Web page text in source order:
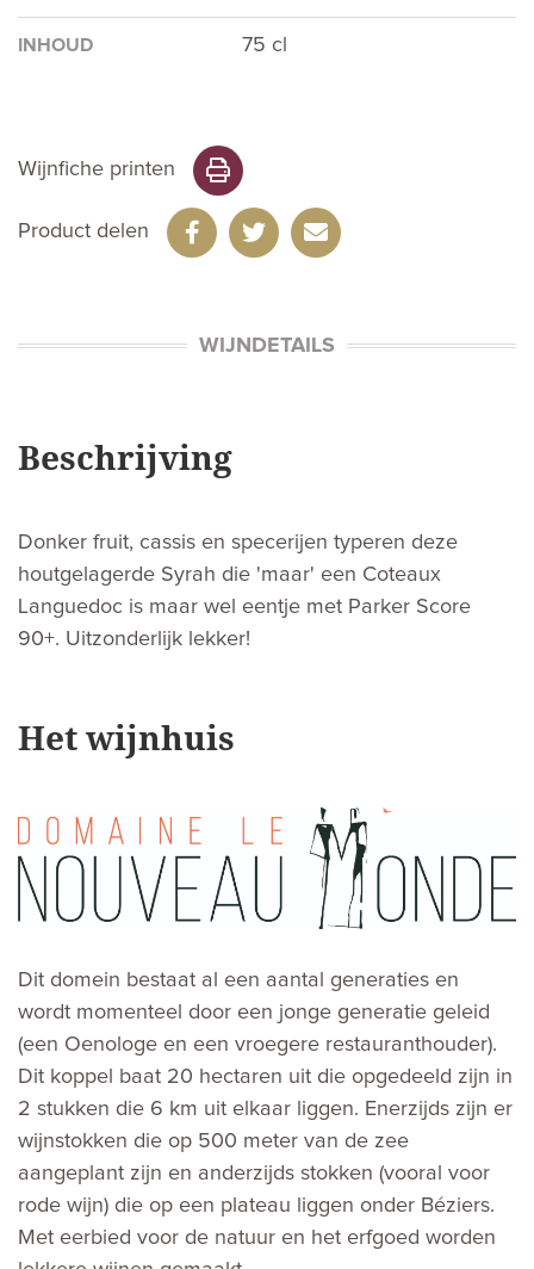
INHOUD 75 cl
Wijnfiche printen
Product delen
WIJNDETAILS
Beschrijving
Donker fruit, cassis en specerijen typeren deze
houtgelagerde Syrah die 'maar' een Coteaux
Languedoc is maar wel eentje met Parker Score
90+. Uitzonderlijk lekker!
Het wijnhuis
Dit domein bestaat al een aantal generaties en
wordt momenteel door een jonge generatie geleid
(een Oenologe en een vroegere restauranthouder).
Dit koppel baat 20 hectaren uit die opgedeeld zijn in
2 stukken die 6 km uit elkaar liggen. Enerzijds zijn er
wijnstokken die op 500 meter van de zee
aangeplant zijn en anderzijds stokken (vooral voor
rode wijn) die op een plateau liggen onder Béziers.
Met eerbied voor de natuur en het erfgoed worden